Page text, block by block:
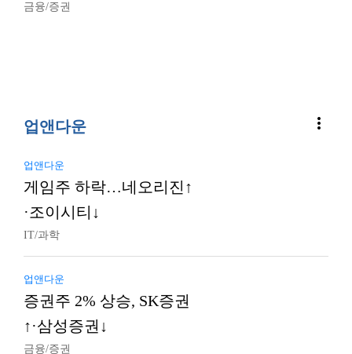
금융/증권
업앤다운 more_vert
업앤다운
게임주 하락…네오리진↑
·조이시티↓
IT/과학
업앤다운
증권주 2% 상승, SK증권
↑·삼성증권↓
금융/증권